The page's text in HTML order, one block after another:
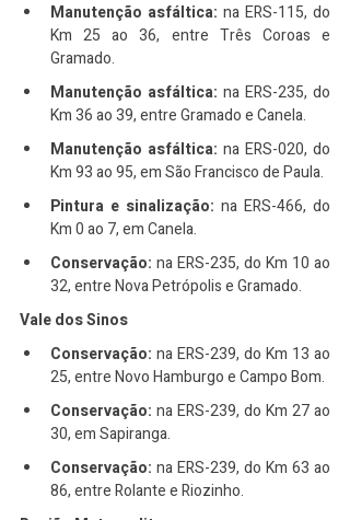
Manutenção asfáltica: na ERS-115, do
Km 25 ao 36, entre Três Coroas e
Gramado.
Manutenção asfáltica: na ERS-235, do
Km 36 ao 39, entre Gramado e Canela.
Manutenção asfáltica: na ERS-020, do
Km 93 ao 95, em São Francisco de Paula.
Pintura e sinalização: na ERS-466, do
Km 0 ao 7, em Canela.
Conservação: na ERS-235, do Km 10 ao
32, entre Nova Petrópolis e Gramado.
Vale dos Sinos
Conservação: na ERS-239, do Km 13 ao
25, entre Novo Hamburgo e Campo Bom.
Conservação: na ERS-239, do Km 27 ao
30, em Sapiranga.
Conservação: na ERS-239, do Km 63 ao
86, entre Rolante e Riozinho.